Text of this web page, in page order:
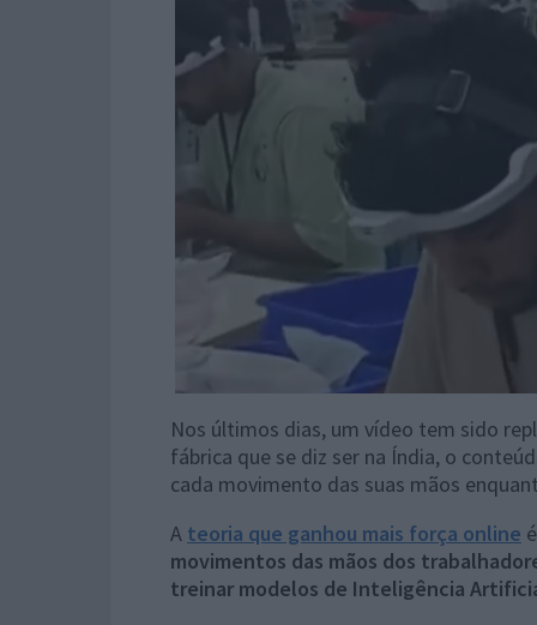
Nos últimos dias, um vídeo tem sido
fábrica que se diz ser na Índia, o
cada movimento das suas mãos
A teoria que ganhou mais força online
movimentos das mãos dos
treinar modelos de Inteligência